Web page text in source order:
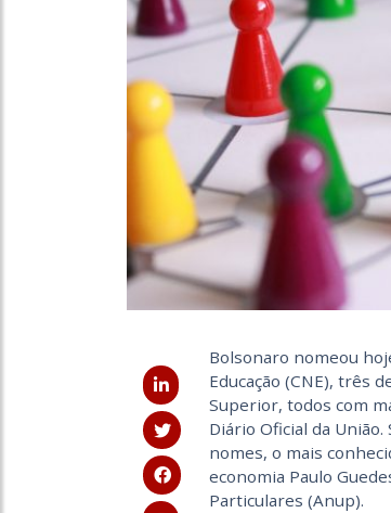
Bolsonaro nomeou
Educação (CNE), três
Superior, todos com
Diário Oficial da
nomes, o mais
economia Paulo
Particulares (Anup).